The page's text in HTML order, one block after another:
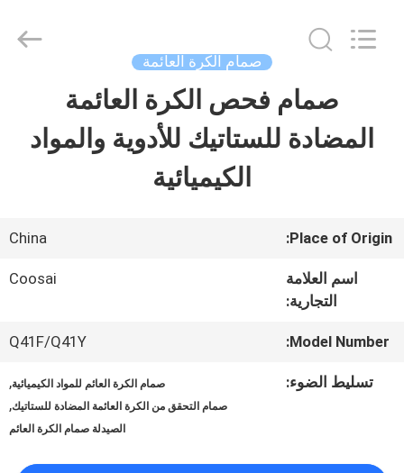
المنزل
حولنا
في
المصنع
صمام الكرة العائمة
صمام فحص الكرة العائمة
المضادة للستاتيك للأدوية والمواد
الكيميائية
Place of Origin:
China
اسم العلامة
التجارية:
Coosai
Model Number:
Q41F/Q41Y
تسليط الضوء: صمام الكرة العائم للمواد الكيميائية,
صمام التحقق من الكرة العائمة المضادة للستاتيك,
الصيدلة صمام الكرة العائم